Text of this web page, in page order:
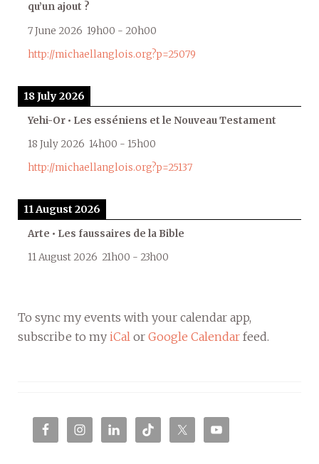
qu’un ajout ?
7 June 2026 19h00 - 20h00
http://michaellanglois.org?p=25079
18 July 2026
Yehi-Or • Les esséniens et le Nouveau Testament
18 July 2026 14h00 - 15h00
http://michaellanglois.org?p=25137
11 August 2026
Arte • Les faussaires de la Bible
11 August 2026 21h00 - 23h00
To sync my events with your calendar app,
subscribe to my iCal or Google Calendar feed.